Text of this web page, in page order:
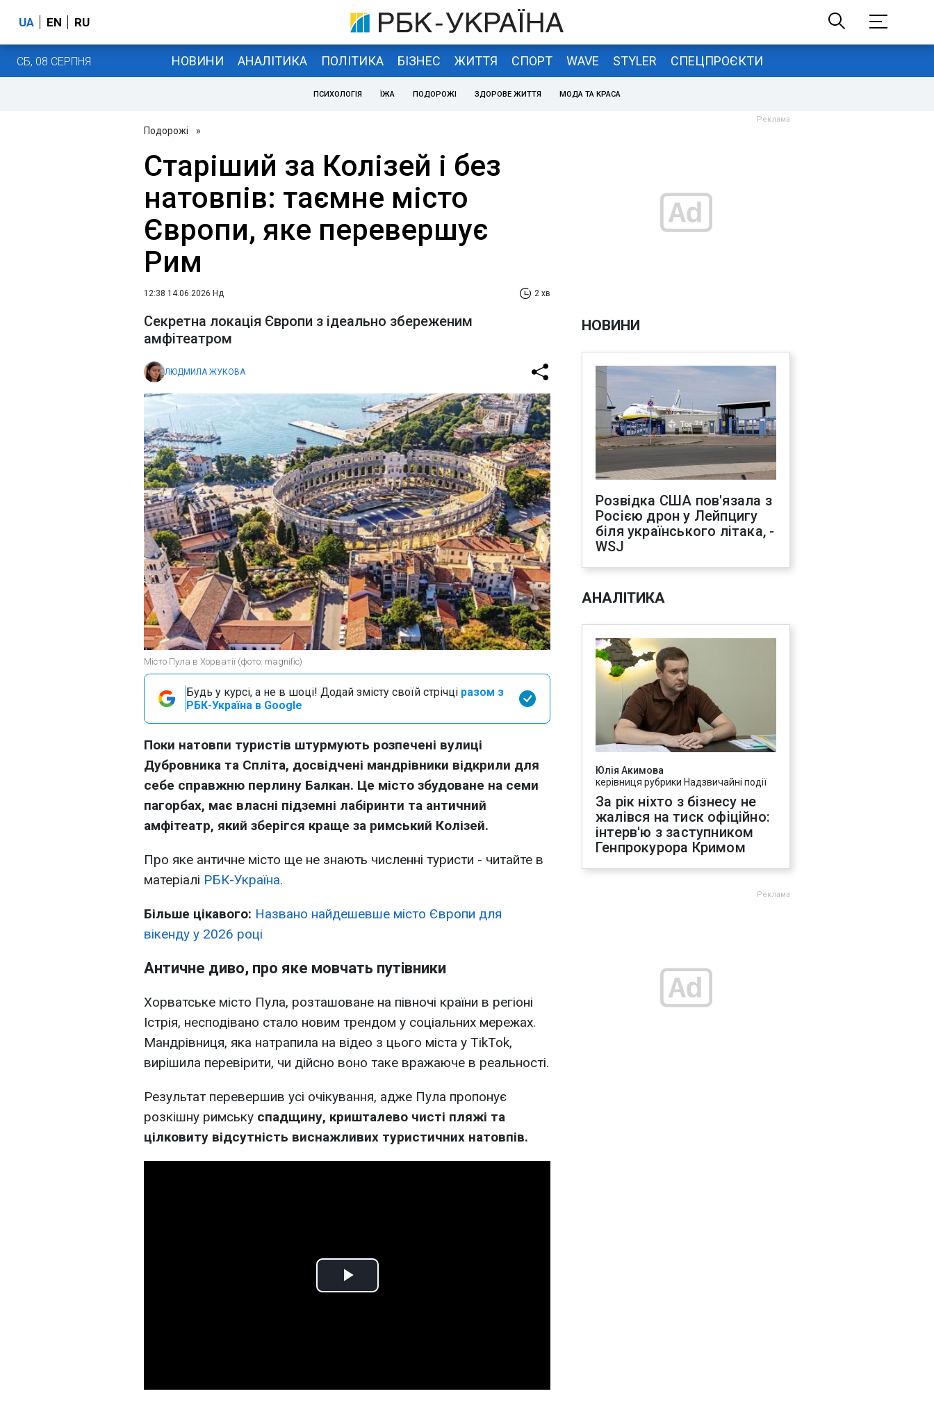
UA EN RU
СБ, 08 СЕРПНЯ НОВИНИ АНАЛІТИКА ПОЛІТИКА БІЗНЕС ЖИТТЯ СПОРТ WAVE STYLER СПЕЦПРОЄКТИ
ПСИХОЛОГІЯ ЇЖА ПОДОРОЖІ ЗДОРОВЕ ЖИТТЯ МОДА ТА КРАСА
Подорожі »
Старіший за Колізей і без
натовпів: таємне місто
Європи, яке перевершує
Рим
12:38 14.06.2026 Нд 2 хв
Секретна локація Європи з ідеально збереженим
амфітеатром
ЛЮДМИЛА ЖУКОВА
Місто Пула в Хорватії (фото: magnific)
Будь у курсі, а не в шоці! Додай змісту своїй стрічці разом з
РБК-Україна в Google
Поки натовпи туристів штурмують розпечені вулиці
Дубровника та Спліта, досвідчені мандрівники відкрили для
себе справжню перлину Балкан. Це місто збудоване на семи
пагорбах, має власні підземні лабіринти та античний
амфітеатр, який зберігся краще за римський Колізей.
Про яке античне місто ще не знають численні туристи - читайте в
матеріалі РБК-Україна.
Більше цікавого: Названо найдешевше місто Європи для
вікенду у 2026 році
Античне диво, про яке мовчать путівники
Хорватське місто Пула, розташоване на півночі країни в регіоні
Істрія, несподівано стало новим трендом у соціальних мережах.
Мандрівниця, яка натрапила на відео з цього міста у TikTok,
вирішила перевірити, чи дійсно воно таке вражаюче в реальності.
Результат перевершив усі очікування, адже Пула пропонує
розкішну римську спадщину, кришталево чисті пляжі та
цілковиту відсутність виснажливих туристичних натовпів.
Play
НОВИНИ
Розвідка США пов'язала з
Росією дрон у Лейпцигу
біля українського літака, -
WSJ
АНАЛІТИКА
Юлія Акимова
керівниця рубрики Надзвичайні події
За рік ніхто з бізнесу не
жалівся на тиск офіційно:
інтерв'ю з заступником
Генпрокурора Кримом